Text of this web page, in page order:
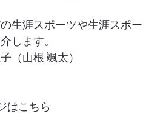
生涯スポーツや生涯スポー
します。
（山根 颯太）
はこちら